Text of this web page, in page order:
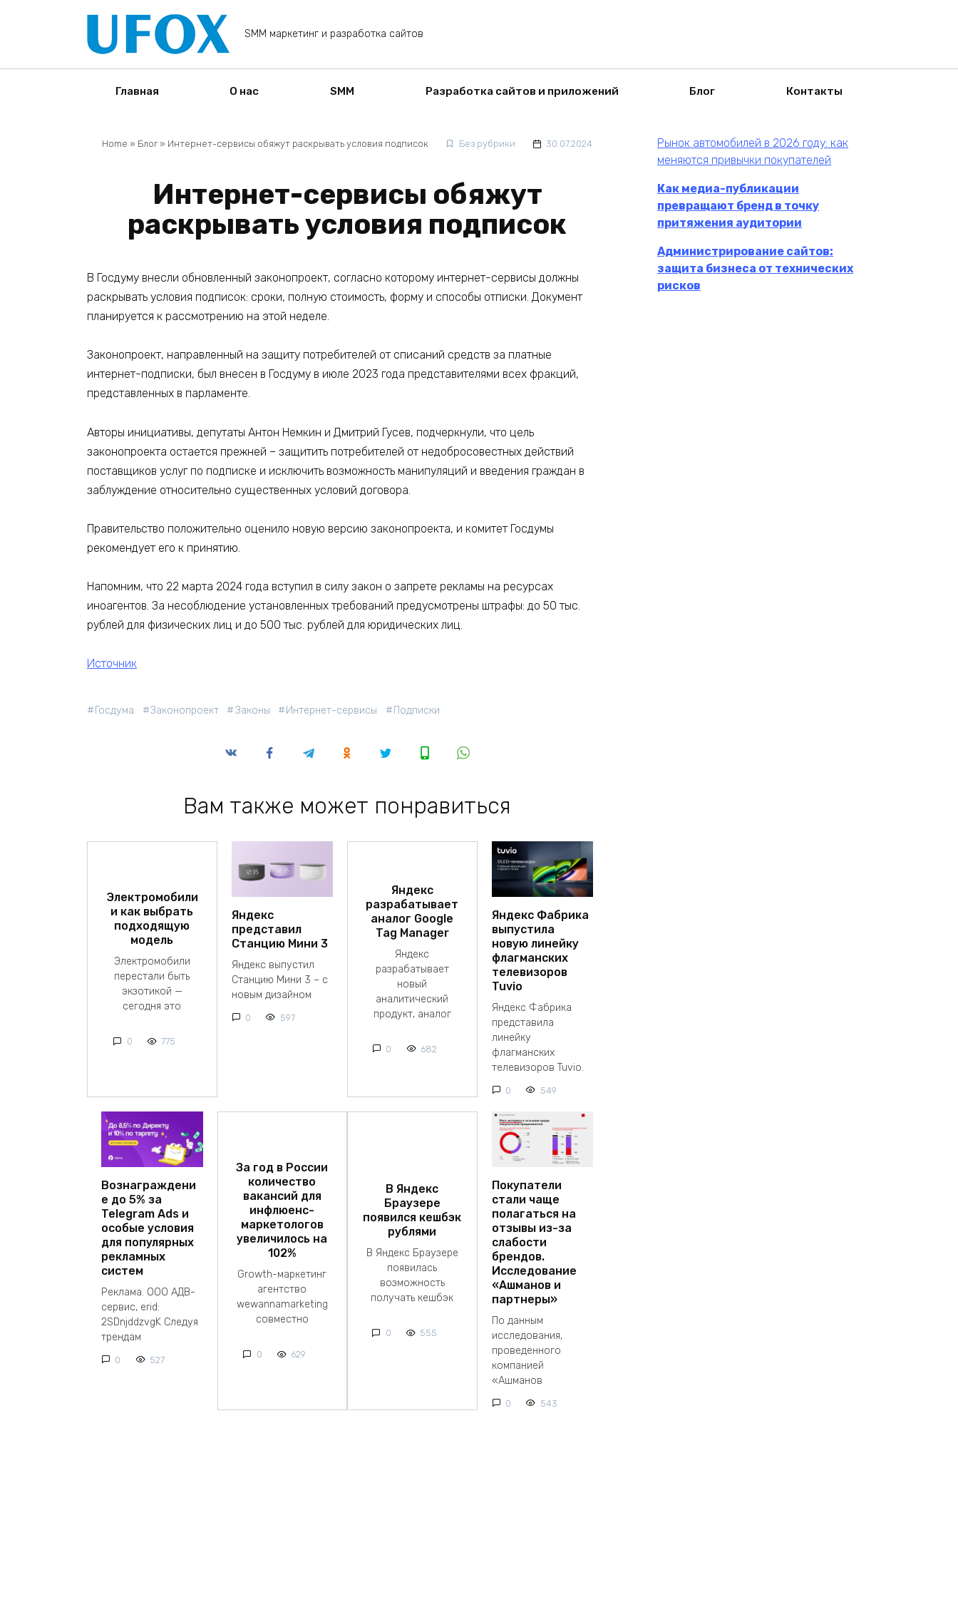
SMM маркетинг и разработка сайтов
Главная О нас SMM Разработка сайтов и приложений Блог Контакты
Home » Блог» Интернет-сервисы обяжут раскрывать условия подписок Без рубрики 30.07.2024
Интернет-сервисы обяжут
раскрывать условия подписок
В Госдуму внесли обновленный законопроект, согласно которому интернет-сервисы должны
раскрывать условия подписок: сроки, полную стоимость, форму и способы отписки. Документ
планируется к рассмотрению на этой неделе.
Законопроект, направленный на защиту потребителей от списаний средств за платные
интернет-подписки, был внесен в Госдуму в июле 2023 года представителями всех фракций,
представленных в парламенте.
Авторы инициативы, депутаты Антон Немкин и Дмитрий Гусев, подчеркнули, что цель
законопроекта остается прежней – защитить потребителей от недобросовестных действий
поставщиков услуг по подписке и исключить возможность манипуляций и введения граждан в
заблуждение относительно существенных условий договора.
Правительство положительно оценило новую версию законопроекта, и комитет Госдумы
рекомендует его к принятию.
Напомним, что 22 марта 2024 года вступил в силу закон о запрете рекламы на ресурсах
иноагентов. За несоблюдение установленных требований предусмотрены штрафы: до 50 тыс.
рублей для физических лиц и до 500 тыс. рублей для юридических лиц.
Источник
Госдума Законопроект Законы Интернет-сервисы Подписки
Вам также может понравиться
Электромобили
и как выбрать
подходящую
модель
Электромобили
перестали быть
экзотикой —
сегодня это
0 775
Яндекс
представил
Станцию Мини 3
Яндекс выпустил
Станцию Мини 3 – с
новым дизайном
0 597
Яндекс
разрабатывает
аналог Google
Tag Manager
Яндекс
разрабатывает
новый
аналитический
продукт, аналог
0 682
Яндекс Фабрика
выпустила
новую линейку
флагманских
телевизоров
Tuvio
Яндекс Фабрика
представила
линейку
флагманских
телевизоров Tuvio.
0 549
Вознаграждени
е до 5% за
Telegram Ads и
особые условия
для популярных
рекламных
систем
Реклама. ООО АДВ-
сервис, erid:
2SDnjddzvgK Следуя
трендам
0 527
За год в России
количество
вакансий для
инфлюенс-
маркетологов
увеличилось на
102%
Growth-маркетинг
агентство
wewannamarketing
совместно
0 629
В Яндекс
Браузере
появился кешбэк
рублями
В Яндекс Браузере
появилась
возможность
получать кешбэк
0 555
Покупатели
стали чаще
полагаться на
отзывы из-за
слабости
брендов.
Исследование
«Ашманов и
партнеры»
По данным
исследования,
проведенного
компанией
«Ашманов
0 543
Рынок автомобилей в 2026 году: как
меняются привычки покупателей
Как медиа-публикации
превращают бренд в точку
притяжения аудитории
Администрирование сайтов:
защита бизнеса от технических
рисков